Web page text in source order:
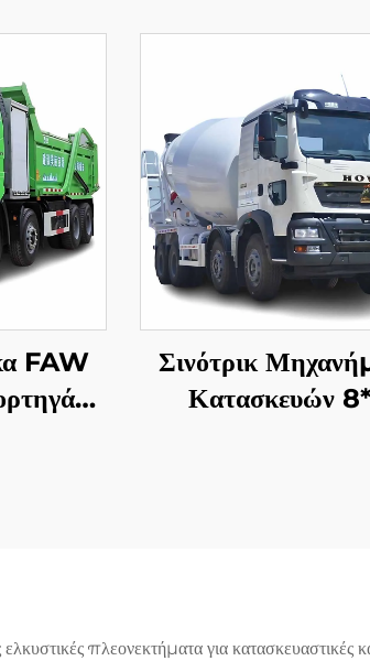
FAW
Σινότρικ
Κατασκευών
πλεονεκτήματα για κατασκευαστικές